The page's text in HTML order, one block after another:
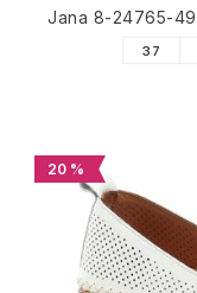
Jana 8-24765-
37
20 %